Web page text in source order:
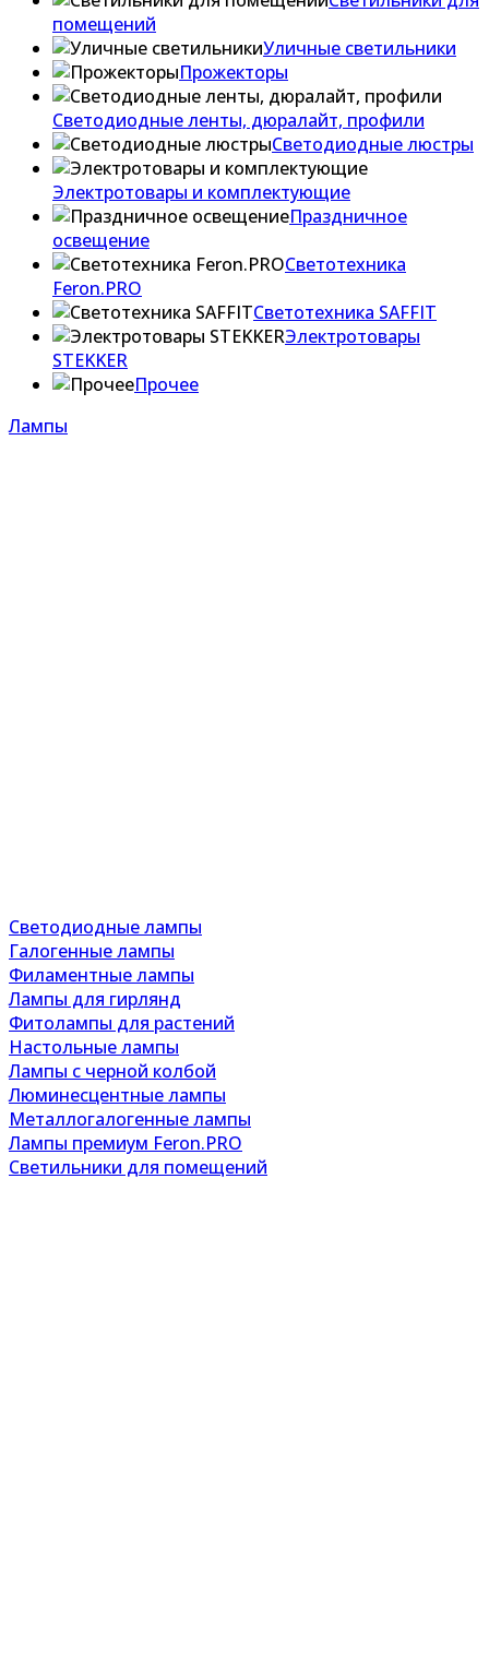
помещений
Уличные светильники
Прожекторы
Светодиодные ленты, дюралайт, профили
Светодиодные люстры
Электротовары и комплектующие
Праздничное
освещение
Светотехника
Feron.PRO
Светотехника SAFFIT
Электротовары
STEKKER
Прочее
Лампы
Светодиодные лампы
Галогенные лампы
Филаментные лампы
Лампы для гирлянд
Фитолампы для растений
Настольные лампы
Лампы с черной колбой
Люминесцентные лампы
Металлогалогенные лампы
Лампы премиум Feron.PRO
Светильники для помещений